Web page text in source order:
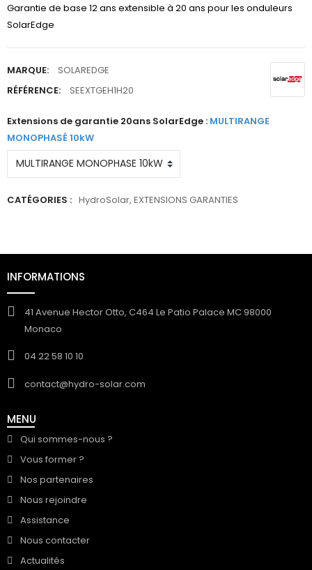
Garantie de base 12 ans extensible à 20 ans pour les onduleurs
SolarEdge
MARQUE:
SOLAREDGE
RÉFÉRENCE:
SEEXTGEH1H20
Extensions de garantie 20ans SolarEdge : MULTIRANGE
MONOPHASÉ 10kW
CATÉGORIES : HydroSolar, EXTENSIONS GARANTIES
INFORMATIONS
41 Avenue Hector Otto, C464 Le Patio Palace MC 98000
Monaco
04 22 58 10 10
contact@hydro-solar.com
MENU
Qui sommes-nous ?
Vous former ?
Nos partenaires
Nous rejoindre
Assistance
Nous contacter
Actualités